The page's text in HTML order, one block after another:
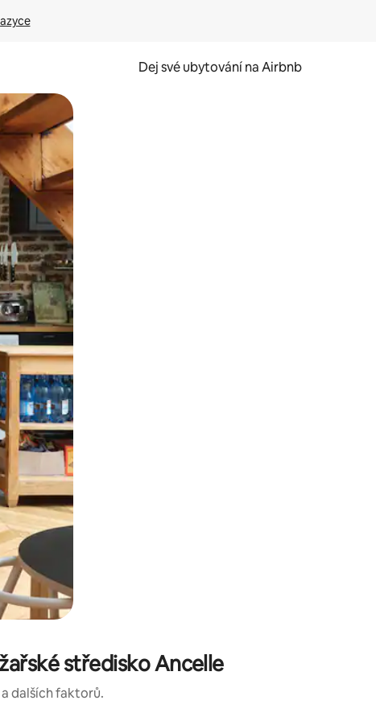
Dej své ubytování na Airbnb
středisko Ancelle
dalších faktorů.